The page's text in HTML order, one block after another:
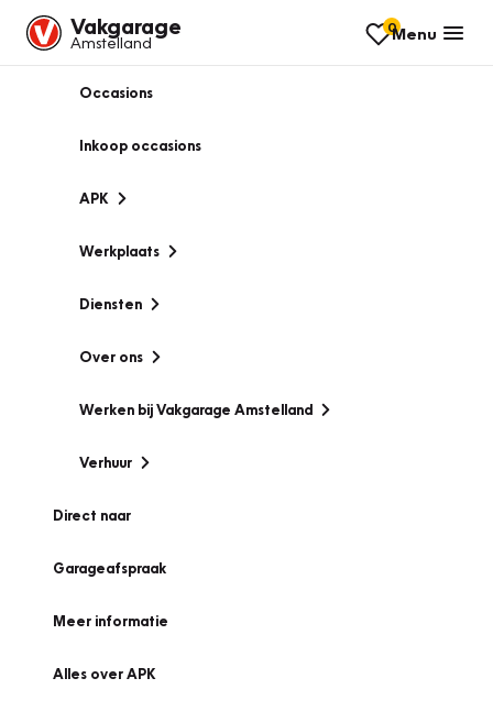
Vakgarage
Amstelland
0Menu
Occasions
Inkoop occasions
APK
Werkplaats
Diensten
Over ons
Werken bij Vakgarage Amstelland
Verhuur
Direct naar
Garageafspraak
Meer informatie
Alles over APK